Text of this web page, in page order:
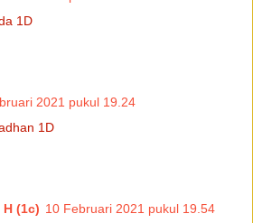
1D
2021 pukul 19.24
1D
(1c) 10 Februari 2021 pukul 19.54